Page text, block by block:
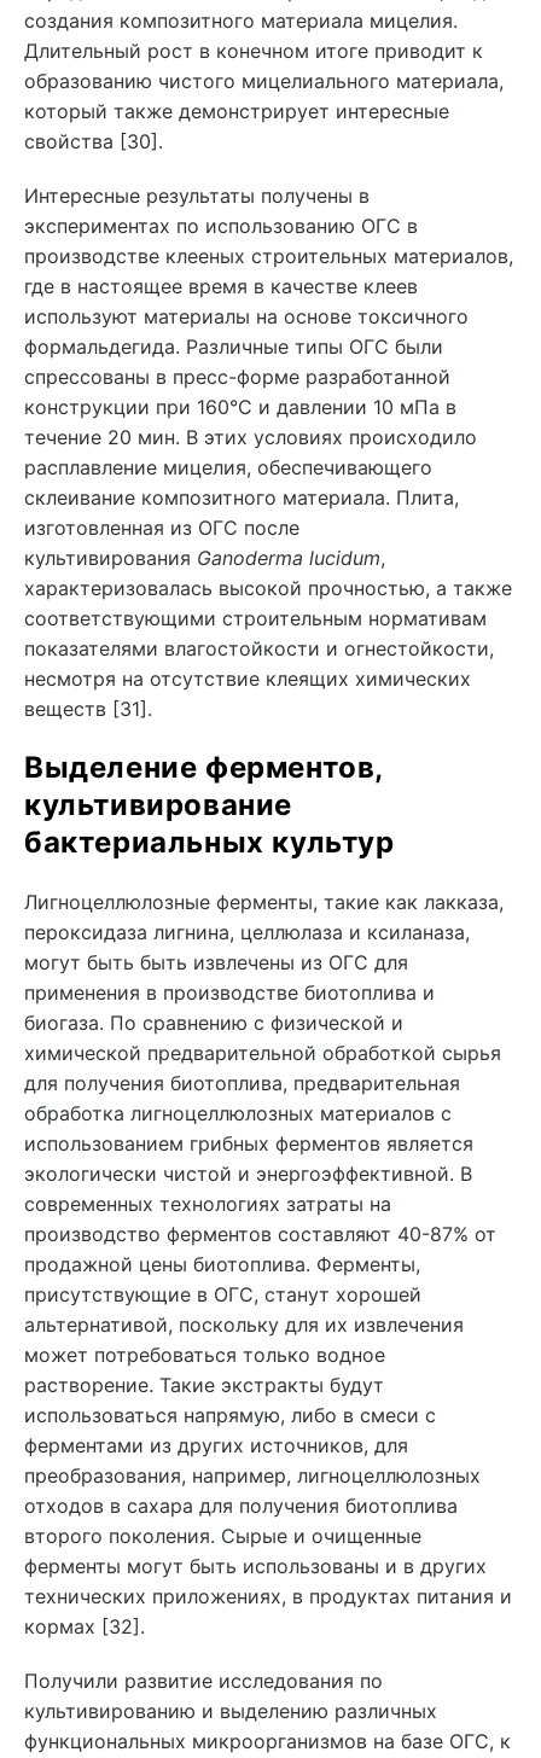
создания композитного материала мицелия.
Длительный рост в конечном итоге приводит к
образованию чистого мицелиального материала,
который также демонстрирует интересные
свойства [30].
Интересные результаты получены в
экспериментах по использованию ОГС в
производстве клееных строительных материалов,
где в настоящее время в качестве клеев
используют материалы на основе токсичного
формальдегида. Различные типы ОГС были
спрессованы в пресс-форме разработанной
конструкции при 160°C и давлении 10 мПа в
течение 20 мин. В этих условиях происходило
расплавление мицелия, обеспечивающего
склеивание композитного материала. Плита,
изготовленная из ОГС после
культивирования Ganoderma lucidum,
характеризовалась высокой прочностью, а также
соответствующими строительным нормативам
показателями влагостойкости и огнестойкости,
несмотря на отсутствие клеящих химических
веществ [31].
Выделение ферментов,
культивирование
бактериальных культур
Лигноцеллюлозные ферменты, такие как лакказа,
пероксидаза лигнина, целлюлаза и ксиланаза,
могут быть быть извлечены из ОГС для
применения в производстве биотоплива и
биогаза. По сравнению с физической и
химической предварительной обработкой сырья
для получения биотоплива, предварительная
обработка лигноцеллюлозных материалов с
использованием грибных ферментов является
экологически чистой и энергоэффективной. В
современных технологиях затраты на
производство ферментов составляют 40-87% от
продажной цены биотоплива. Ферменты,
присутствующие в ОГС, станут хорошей
альтернативой, поскольку для их извлечения
может потребоваться только водное
растворение. Такие экстракты будут
использоваться напрямую, либо в смеси с
ферментами из других источников, для
преобразования, например, лигноцеллюлозных
отходов в сахара для получения биотоплива
второго поколения. Сырые и очищенные
ферменты могут быть использованы и в других
технических приложениях, в продуктах питания и
кормах [32].
Получили развитие исследования по
культивированию и выделению различных
функциональных микроорганизмов на базе ОГС, к